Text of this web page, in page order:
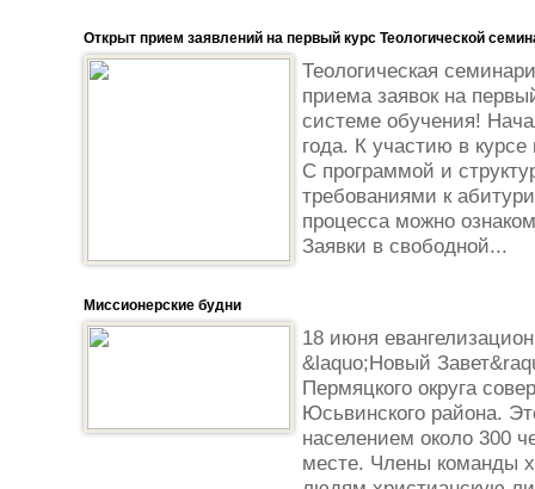
Открыт прием заявлений на первый курс Теологической
Теологическая
приема заявок на
системе обучения!
года. К участию в
С программой и
требованиями к
процесса можно
Заявки в свободной...
Миссионерские будни
18 июня
&laquo;Новый
Пермяцкого округа
Юсьвинского района.
населением около 300
месте. Члены команды